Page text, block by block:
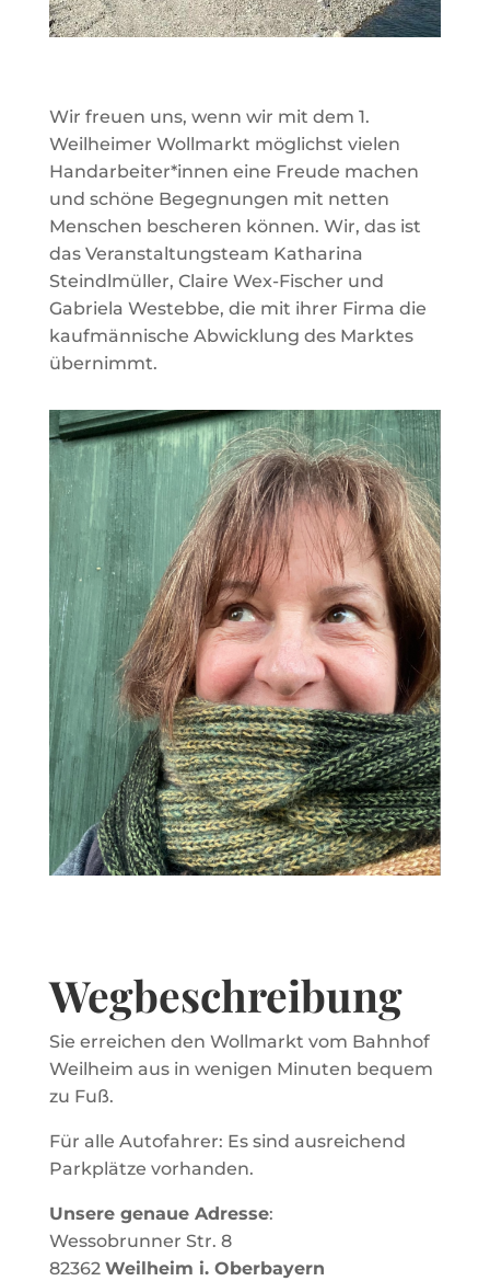
Wir freuen uns, wenn wir mit dem 1.
Weilheimer Wollmarkt möglichst vielen
Handarbeiter*innen eine Freude machen
und schöne Begegnungen mit netten
Menschen bescheren können. Wir, das ist
das Veranstaltungsteam Katharina
Steindlmüller, Claire Wex-Fischer und
Gabriela Westebbe, die mit ihrer Firma die
kaufmännische Abwicklung des Marktes
übernimmt.
Wegbeschreibung
Sie erreichen den Wollmarkt vom Bahnhof
Weilheim aus in wenigen Minuten bequem
zu Fuß.
Für alle Autofahrer: Es sind ausreichend
Parkplätze vorhanden.
Unsere genaue Adresse:
Wessobrunner Str. 8
82362 Weilheim i. Oberbayern